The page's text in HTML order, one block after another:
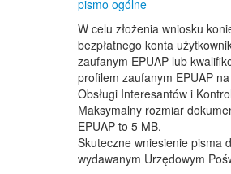
pismo ogólne
W celu złożenia wniosku
bezpłatnego konta
zaufanym EPUAP lub
profilem zaufanym EPUAP
Obsługi Interesantów i
Maksymalny rozmiar
EPUAP to 5 MB.
Skuteczne wniesienie pisma
wydawanym Urzędowym